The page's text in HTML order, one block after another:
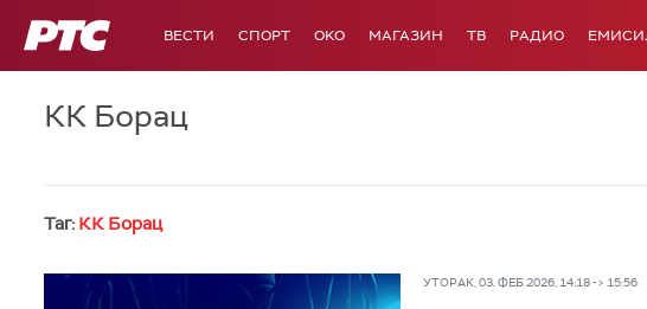
РТС ВЕСТИ СПОРТ OKO МАГАЗИН ТВ РАДИО
КК Борац
Таг: КК Борац
УТОРАК, 03. ФЕБ 2026, 14:18 -> 15:56